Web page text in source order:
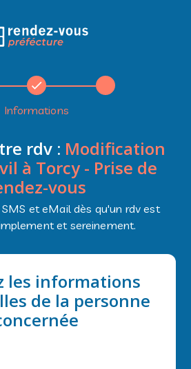
rdv : Modification
à Torcy - Prise de
vous
et eMail dès qu'un rdv est
et sereinement.
les informations
de la personne
Informations